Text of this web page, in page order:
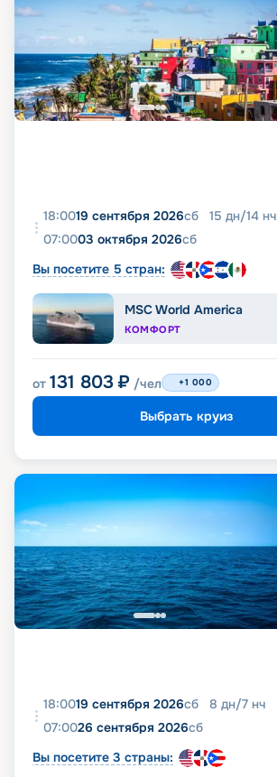
18:0019 сентября 2026сб 15 дн/14 нч
07:0003 октября 2026сб
Вы посетите 5 стран:
MSC World America
КОМФОРТ
от 131 803 ₽ /чел +1 000
Выбрать круиз
18:0019 сентября 2026сб 8 дн/7 нч
07:0026 сентября 2026сб
Вы посетите 3 страны: